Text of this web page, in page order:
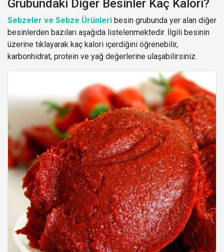
Grubundaki Diğer Besinler Kaç Kalori?
Sebzeler ve Sebze Ürünleri besin grubunda yer alan diğer
besinlerden bazıları aşağıda listelenmektedir. İlgili besinin
üzerine tıklayarak kaç kalori içerdiğini öğrenebilir,
karbonhidrat, protein ve yağ değerlerine ulaşabilirsiniz.